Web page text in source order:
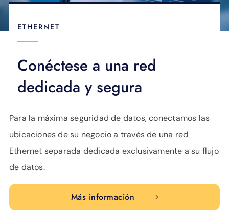
ETHERNET
Conéctese a una red
dedicada y segura
Para la máxima seguridad de datos, conectamos las
ubicaciones de su negocio a través de una red
Ethernet separada dedicada exclusivamente a su flujo
de datos.
Más información